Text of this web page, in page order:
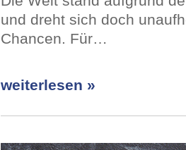
und dreht sich doch
Chancen. Für…
weiterlesen »